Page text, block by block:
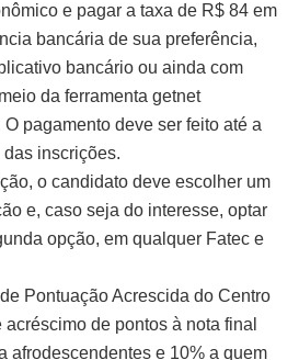
e pagar a taxa de R$ 84 em
bancária de sua preferência,
bancário ou ainda com
da ferramenta getnet
pagamento deve ser feito até a
inscrições.
o candidato deve escolher um
e, caso seja do interesse, optar
opção, em qualquer Fatec e
Pontuação Acrescida do Centro
de pontos à nota final
afrodescendentes e 10% a quem